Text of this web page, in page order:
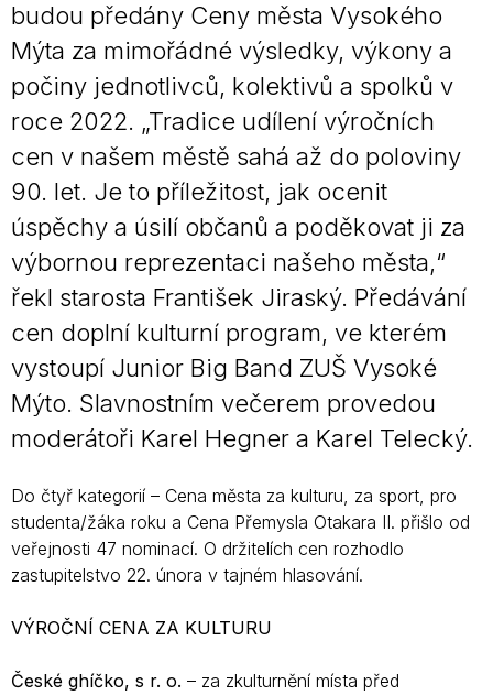
budou předány Ceny města Vysokého
Mýta za mimořádné výsledky, výkony a
počiny jednotlivců, kolektivů a spolků v
roce 2022. „Tradice udílení výročních
cen v našem městě sahá až do poloviny
90. let. Je to příležitost, jak ocenit
úspěchy a úsilí občanů a poděkovat ji za
výbornou reprezentaci našeho města,“
řekl starosta František Jiraský. Předávání
cen doplní kulturní program, ve kterém
vystoupí Junior Big Band ZUŠ Vysoké
Mýto. Slavnostním večerem provedou
moderátoři Karel Hegner a Karel Telecký.
Do čtyř kategorií – Cena města za kulturu, za sport, pro
studenta/žáka roku a Cena Přemysla Otakara II. přišlo od
veřejnosti 47 nominací. O držitelích cen rozhodlo
zastupitelstvo 22. února v tajném hlasování.
VÝROČNÍ CENA ZA KULTURU
České ghíčko, s r. o. – za zkulturnění místa před